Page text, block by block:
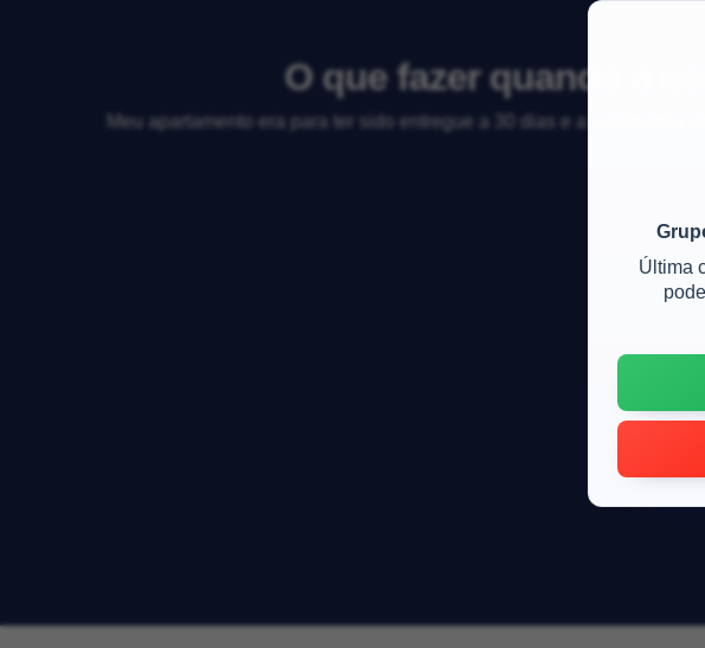
Última
O que fazer quando a
Meu apartamento era para ter sido entregue a 30 dias e a construtora